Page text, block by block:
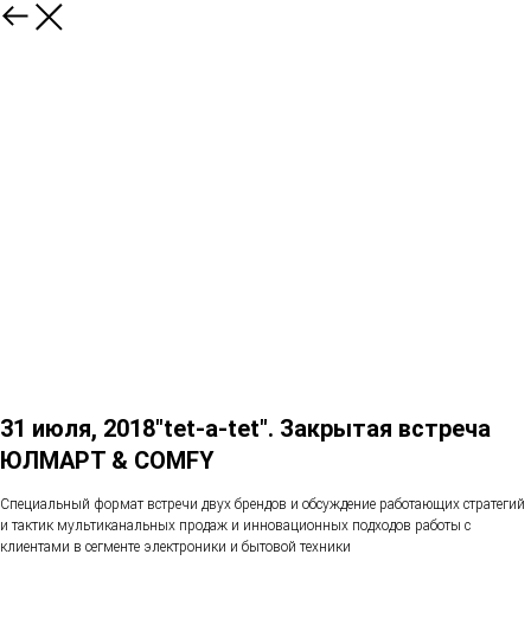
31 июля, 2018"tet-a-tet". Закрытая встреча
ЮЛМАРТ & COMFY
Специальный формат встречи двух брендов и обсуждение работающих стратегий
и тактик мультиканальных продаж и инновационных подходов работы с
клиентами в сегменте электроники и бытовой техники